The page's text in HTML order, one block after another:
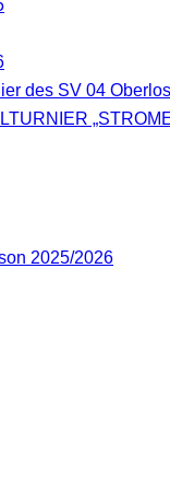
des SV 04
2025/2026